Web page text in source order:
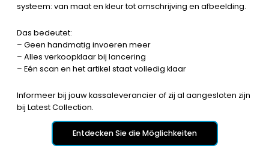
systeem: van maat en kleur tot omschrijving en afbeelding.
Das bedeutet:
– Geen handmatig invoeren meer
– Alles verkoopklaar bij lancering
– Eén scan en het artikel staat volledig klaar
Informeer bij jouw kassaleverancier of zij al aangesloten zijn
bij Latest Collection.
Entdecken Sie die Möglichkeiten